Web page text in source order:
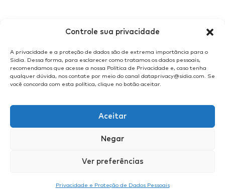
Controle sua privacidade
A privacidade e a proteção de dados são de extrema importância para o
Sidia. Dessa forma, para esclarecer como tratamos os dados pessoais,
recomendamos que acesse a nossa Política de Privacidade e, caso tenha
qualquer dúvida, nos contate por meio do canal dataprivacy@sidia.com. Se
você concorda com esta política, clique no botão aceitar.
Aceitar
Negar
Ver preferências
Privacidade e Proteção de Dados Pessoais